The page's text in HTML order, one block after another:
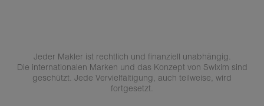
Jeder Makler ist rechtlich und finanziell unabhängig.
Die internationalen Marken und das Konzept von Swixim sind
geschützt. Jede Vervielfältigung, auch teilweise, wird
fortgesetzt.